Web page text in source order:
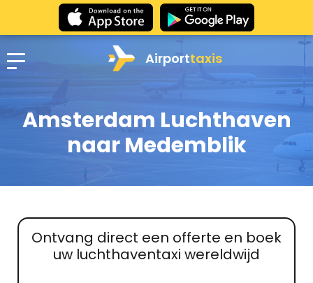
Airporttaxis
Amsterdam Luchthaven
naar Medemblik
Ontvang direct een offerte en boek
uw luchthaventaxi wereldwijd